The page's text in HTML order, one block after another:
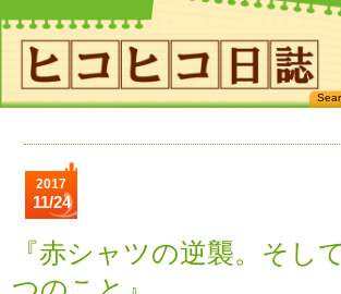
2017
11/24
『赤シャツの逆襲。そし